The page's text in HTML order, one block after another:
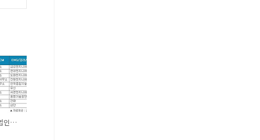
삼성물산, 건설사 취업인기 6개월째 1위…현대건설-대우건설-대림산업順